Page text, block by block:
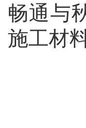
畅通与
施工材